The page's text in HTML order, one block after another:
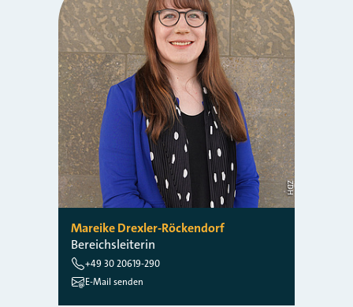
ZDH
Mareike Drexler-Röckendorf
Bereichsleiterin
+49 30 20619-290
E-Mail senden